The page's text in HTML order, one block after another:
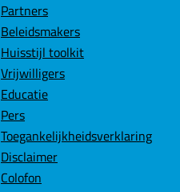
Partners
Beleidsmakers
Huisstijl toolkit
Vrijwilligers
Educatie
Pers
Toegankelijkheidsverklaring
Disclaimer
Colofon